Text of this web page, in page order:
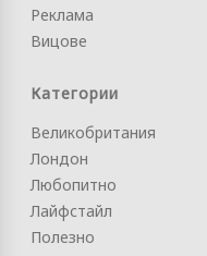
Реклама
Вицове
Категории
Великобритания
Лондон
Любопитно
Лайфстайл
Полезно